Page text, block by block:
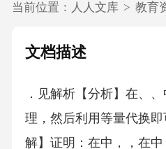
当前位置： 人人文库 > 教育
文档描述
．见解析【分析】在、
理，然后利用等量代换
解】证明：在中，，在